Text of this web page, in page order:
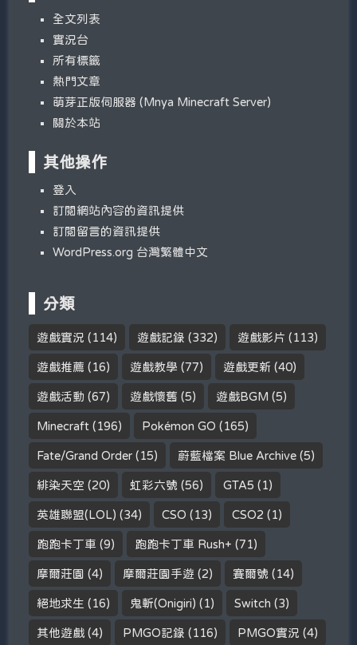
全文列表
實況台
所有標籤
熱門文章
萌芽正版伺服器 (Mnya Minecraft Server)
關於本站
其他操作
登入
訂閱網站內容的資訊提供
訂閱留言的資訊提供
WordPress.org 台灣繁體中文
分類
遊戲實況 (114) 遊戲記錄 (332) 遊戲影片 (113)
遊戲推薦 (16) 遊戲教學 (77) 遊戲更新 (40)
遊戲活動 (67) 遊戲懷舊 (5) 遊戲BGM (5)
Minecraft (196) Pokémon GO (165)
Fate/Grand Order (15) 蔚藍檔案 Blue Archive (5)
緋染天空 (20) 虹彩六號 (56) GTA5 (1)
英雄聯盟(LOL) (34) CSO (13) CSO2 (1)
跑跑卡丁車 (9) 跑跑卡丁車 Rush+ (71)
摩爾莊園 (4) 摩爾莊園手遊 (2) 賽爾號 (14)
絕地求生 (16) 鬼斬(Onigiri) (1) Switch (3)
其他遊戲 (4) PMGO記錄 (116) PMGO實況 (4)